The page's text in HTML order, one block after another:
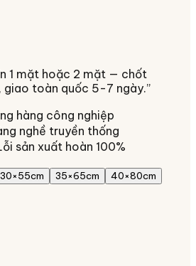
1 mặt hoặc 2 mặt — chốt
giao toàn quốc 5-7 ngày.”
hàng công nghiệp
nghề truyền thống
sản xuất hoàn 100%
30×55cm 35×65cm 40×80cm